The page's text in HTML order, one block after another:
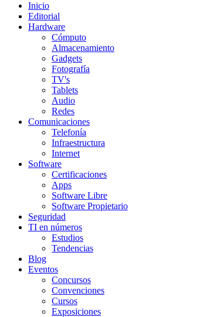
Inicio
Editorial
Hardware
Cómputo
Almacenamiento
Gadgets
Fotografía
TV's
Tablets
Audio
Redes
Comunicaciones
Telefonía
Infraestructura
Internet
Software
Certificaciones
Apps
Software Libre
Software Propietario
Seguridad
TI en números
Estudios
Tendencias
Blog
Eventos
Concursos
Convenciones
Cursos
Exposiciones